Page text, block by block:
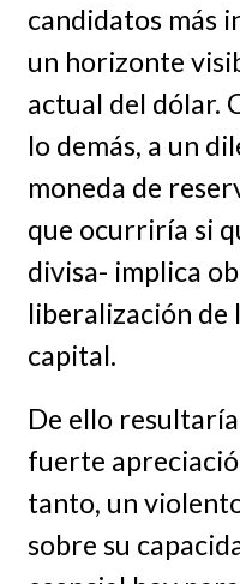
candidatos más
un horizonte
actual del dólar.
lo demás, a un
moneda de
que ocurriría si
divisa- implica
liberalización de
capital.
De ello
fuerte
tanto, un
sobre su